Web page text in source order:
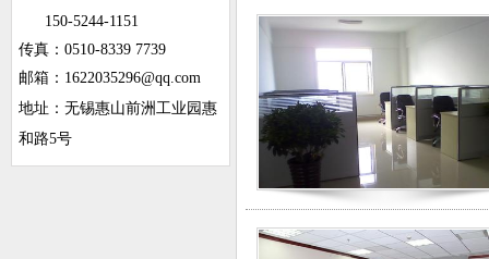
150-5244-1151
传真：0510-8339 7739
邮箱：1622035296@qq.com
地址：无锡惠山前洲工业园惠
和路5号